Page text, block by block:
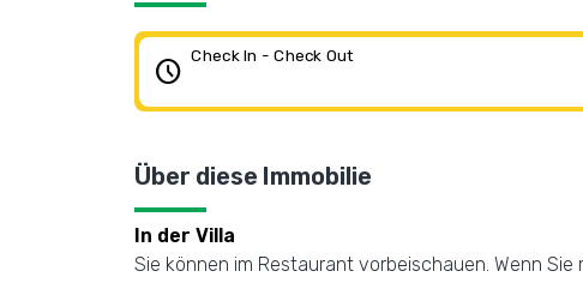
schedule Check In - Check Out
Über diese Immobilie
In der Villa
Sie können im Restaurant vorbeischauen. Wenn